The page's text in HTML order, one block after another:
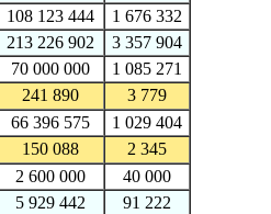
108 123 444
1 676 332
213 226 902
3 357 904
70 000 000
1 085 271
241 890
3 779
66 396 575
1 029 404
150 088
2 345
2 600 000
40 000
5 929 442
91 222